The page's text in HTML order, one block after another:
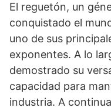
El reguetón, un
conquistado el
uno de sus
exponentes. A lo
demostrado su
capacidad para
industria. A